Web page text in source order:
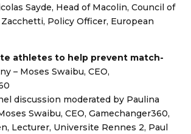
Sayde, Head of Macolin, Council of
Policy Officer, European
athletes to help prevent match-
– Moses Swaibu, CEO,
discussion moderated by Paulina
Swaibu, CEO, Gamechanger360,
Lecturer, Universite Rennes 2, Paul